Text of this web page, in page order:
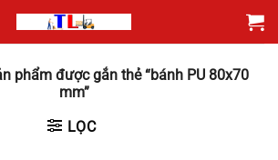
phẩm được gắn thẻ “bánh PU 80x70
mm”
LỌC